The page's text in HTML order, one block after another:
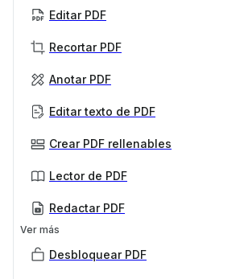
Editar PDF
Recortar PDF
Anotar PDF
Editar texto de PDF
Crear PDF rellenables
Lector de PDF
Redactar PDF
Ver más
Desbloquear PDF